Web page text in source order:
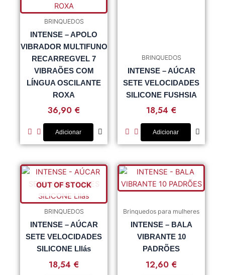
BRINQUEDOS
INTENSE – APOLO
VIBRADOR MULTIFUNO
RECARREGVEL 7
VIBRAÕES COM
LÍNGUA OSCILANTE
ROXA
36,90 €
Adicionar
BRINQUEDOS
INTENSE – AÚCAR
SETE VELOCIDADES
SILICONE FUSHSIA
18,54 €
Adicionar
OUT OF STOCK
BRINQUEDOS
INTENSE – AÚCAR
SETE VELOCIDADES
SILICONE LIlás
18,54 €
Brinquedos para mulheres
INTENSE – BALA
VIBRANTE 10
PADRÕES
12,60 €